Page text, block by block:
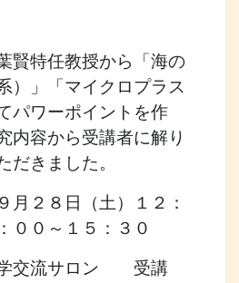
賢特任教授から「海の
）」「マイクロプラス
パワーポイントを作
内容から受講者に解り
だきました。
月２８日（土）１２：
００～１５：３０
学交流サロン 受講